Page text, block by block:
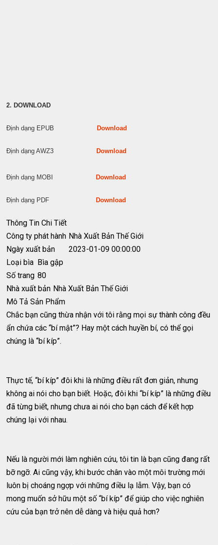
2. DOWNLOAD
Định dạng EPUB Download
Định dạng AWZ3 Download
Định dạng MOBI Download
Định dạng PDF Download
Thông Tin Chi Tiết
Công ty phát hành Nhà Xuất Bản Thế Giới
Ngày xuất bản
2023-01-09 00:00:00
Loại bìa Bìa gập
Số trang 80
Nhà xuất bản Nhà Xuất Bản Thế Giới
Mô Tả Sản Phẩm
Chắc bạn cũng thừa nhận với tôi rằng mọi sự thành công đều
ẩn chứa các “bí mật”? Hay một cách huyền bí, có thể gọi
chúng là “bí kíp”.
Thực tế, “bí kíp” đôi khi là những điều rất đơn giản, nhưng
không ai nói cho bạn biết. Hoặc, đôi khi “bí kíp” là những điều
đã từng biết, nhưng chưa ai nói cho bạn cách để kết hợp
chúng lại với nhau.
Nếu là người mới làm nghiên cứu, tôi tin là bạn cũng đang rất
bỡ ngỡ. Ai cũng vậy, khi bước chân vào một môi trường mới
luôn bị choáng ngợp với những điều lạ lẫm. Vậy, bạn có
mong muốn sở hữu một số “bí kíp” để giúp cho việc nghiên
cứu của bạn trở nên dễ dàng và hiệu quả hơn?